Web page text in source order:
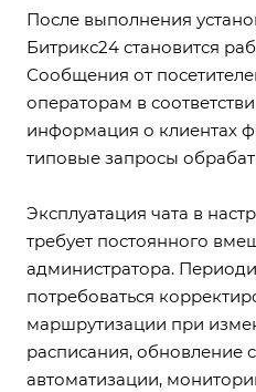
После выполнения
Битрикс24 становится
Сообщения от
операторам в
информация о клиентах
типовые запросы
Эксплуатация чата в
требует постоянного
администратора.
потребоваться
маршрутизации при
расписания, обновление
автоматизации,